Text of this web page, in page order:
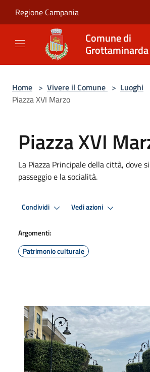
Regione Campania
Comune di
Grottaminarda
Home > Vivere il Comune > Luoghi
Piazza XVI Marzo
Piazza XVI
La Piazza Principale della città, dove
passeggio e la socialità.
Condividi Vedi azioni
Argomenti:
Patrimonio culturale